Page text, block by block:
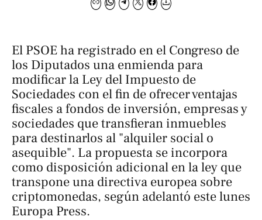
El PSOE ha registrado en el Congreso de
los Diputados una enmienda para
modificar la Ley del Impuesto de
Sociedades con el fin de ofrecer ventajas
fiscales a fondos de inversión, empresas y
sociedades que transfieran inmuebles
para destinarlos al "alquiler social o
asequible". La propuesta se incorpora
como disposición adicional en la ley que
transpone una directiva europea sobre
criptomonedas, según adelantó este lunes
Europa Press.